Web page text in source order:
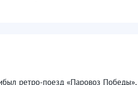
ретро-поезд «Паровоз